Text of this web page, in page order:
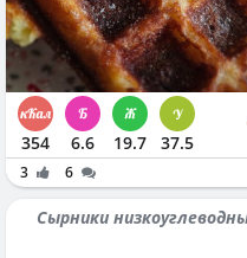
354 6.6 19.7 37.5
3 6
Сырники